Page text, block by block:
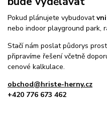
Pokud plánujete vybudovat
nebo indoor playground park,
Stačí nám poslat půdorys
připravíme řešení včetně
cenové kalkulace.
obchod@hriste-herny.cz
+420 776 673 462